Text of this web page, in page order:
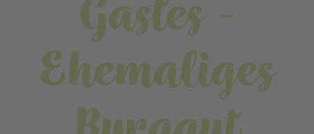
Gastes -
Ehemaliges